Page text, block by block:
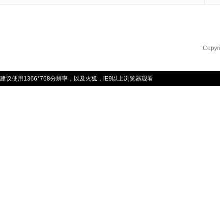
建议使用1366*768分辨率，以及火狐，IE9以上浏览器观看